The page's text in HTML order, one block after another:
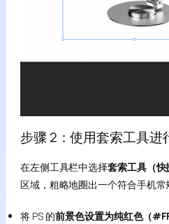
步骤 2：使用套索工具进
在左侧工具栏中选择套索工具（快
区域，粗略地圈出一个符合手机常
将 PS 的前景色设置为纯红色（